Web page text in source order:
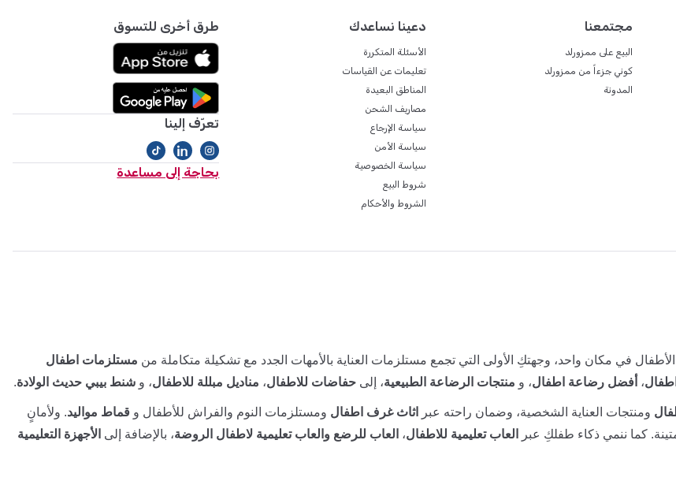
مجتمعنا
البيع على ممزورلد
كوني جزءاً من ممزورلد
المدونة
دعينا نساعدك
الأسئلة المتكررة
تعليمات عن القياسات
المناطق البعيدة
مصاريف الشحن
سياسة الإرجاع
سياسة الأمن
سياسة الخصوصية
شروط البيع
الشروط والأحكام
طرق أخرى للتسوق
تعرّف إلينا
بحاجة إلى مساعدة
في مكان واحد، وجهتكِ الأولى التي تجمع مستلزمات العناية بالأمهات الجدد مع تشكيلة متكاملة من مستلزمات اطفال
، أفضل رضاعة اطفال، و منتجات الرضاعة الطبيعية، إلى حفاضات للاطفال، مناديل مبللة للاطفال، و شنط بيبي حديث الولادة.
ومنتجات العناية الشخصية، وضمان راحته عبر اثاث غرف اطفال ومستلزمات النوم والفراش للأطفال و قماط مواليد. ولأمانٍ
كما ننمي ذكاء طفلكِ عبر العاب تعليمية للاطفال، العاب للرضع والعاب تعليمية لاطفال الروضة، بالإضافة إلى الأجهزة التعليمية